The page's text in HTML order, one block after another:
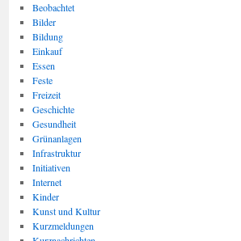
Beobachtet
Bilder
Bildung
Einkauf
Essen
Feste
Freizeit
Geschichte
Gesundheit
Grünanlagen
Infrastruktur
Initiativen
Internet
Kinder
Kunst und Kultur
Kurzmeldungen